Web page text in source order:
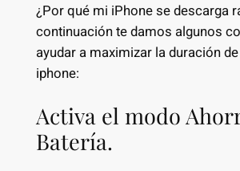
¿Por qué mi iPhone se descarga
continuación te damos algunos
ayudar a maximizar la duración
iphone:
Activa el modo
Batería.